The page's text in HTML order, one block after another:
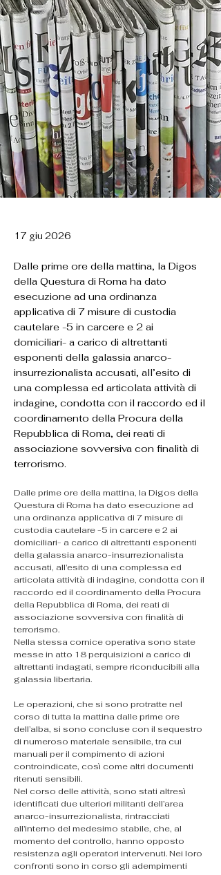
17 giu 2026
Dalle prime ore della mattina, la Digos
della Questura di Roma ha dato
esecuzione ad una ordinanza
applicativa di 7 misure di custodia
cautelare -5 in carcere e 2 ai
domiciliari- a carico di altrettanti
esponenti della galassia anarco-
insurrezionalista accusati, all’esito di
una complessa ed articolata attività di
indagine, condotta con il raccordo ed il
coordinamento della Procura della
Repubblica di Roma, dei reati di
associazione sovversiva con finalità di
terrorismo.
Dalle prime ore della mattina, la Digos della
Questura di Roma ha dato esecuzione ad
una ordinanza applicativa di 7 misure di
custodia cautelare -5 in carcere e 2 ai
domiciliari- a carico di altrettanti esponenti
della galassia anarco-insurrezionalista
accusati, all’esito di una complessa ed
articolata attività di indagine, condotta con il
raccordo ed il coordinamento della Procura
della Repubblica di Roma, dei reati di
associazione sovversiva con finalità di
terrorismo.
Nella stessa cornice operativa sono state
messe in atto 18 perquisizioni a carico di
altrettanti indagati, sempre riconducibili alla
galassia libertaria.
Le operazioni, che si sono protratte nel
corso di tutta la mattina dalle prime ore
dell’alba, si sono concluse con il sequestro
di numeroso materiale sensibile, tra cui
manuali per il compimento di azioni
controindicate, così come altri documenti
ritenuti sensibili.
Nel corso delle attività, sono stati altresì
identificati due ulteriori militanti dell’area
anarco-insurrezionalista, rintracciati
all’interno del medesimo stabile, che, al
momento del controllo, hanno opposto
resistenza agli operatori intervenuti. Nei loro
confronti sono in corso gli adempimenti